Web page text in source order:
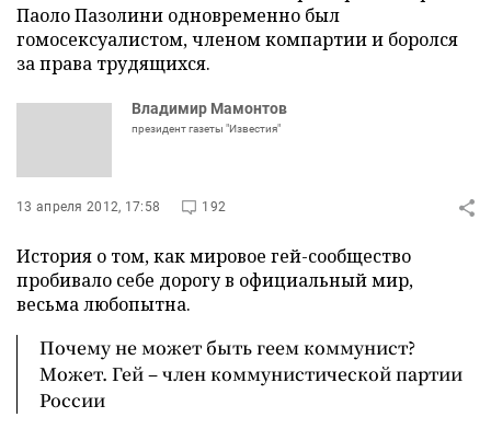
Паоло Пазолини одновременно был
гомосексуалистом, членом компартии и боролся
за права трудящихся.
Владимир Мамонтов
президент газеты "Известия"
13 апреля 2012, 17:58 192
История о том, как мировое гей-сообщество
пробивало себе дорогу в официальный мир,
весьма любопытна.
Почему не может быть геем коммунист?
Может. Гей – член коммунистической партии
России